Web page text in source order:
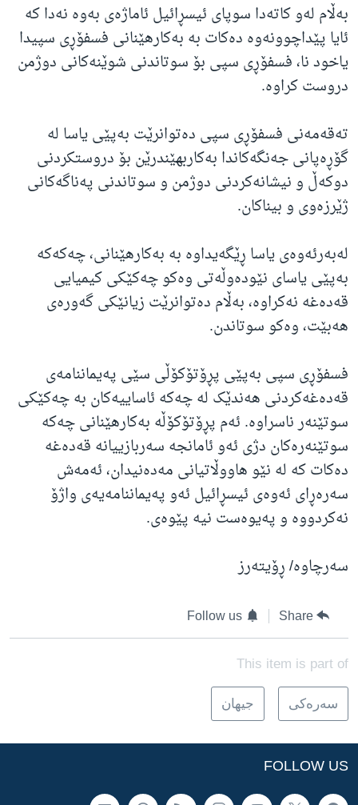
بەڵام لەو کاتەدا سوپای ئیسڕائیل ئاماژەی بەوە نەدا کە
ئایا پێداچوونەوە دەکات بە بەکارهێنانی فسفۆڕی سپیدا
یاخود نا، فسفۆڕی سپی بۆ سوتاندنی شوێنەکانی دوژمن
دروست کراوە.
تەقەمەنی فسفۆڕی سپی دەتوانرێت بەپێی یاسا لە
گۆڕەپانی جەنگەکاندا بەکاربهێندرێن بۆ دروستکردنی
دوکەڵ و نیشانەکردنی دوژمن و سوتاندنی پەناگەکانی
ژێرزەوی و بیناکان.
لەبەرئەوەی یاسا ڕێگەیداوە بە بەکارهێنانی، چەکەکە
بەپێی یاسای نێودەوڵەتی وەکو چەکێکی کیمیایی
قەدەغە نەکراوە، بەڵام دەتوانرێت زیانێکی گەورەی
هەبێت، وەکو سوتاندن.
فسفۆڕی سپی بەپێی پڕۆتۆکۆڵی سێی پەیماننامەی
قەدەغەکردنی هەندێک لە چەکە ئاساییەکان بە چەکێکی
سوتێنەر ناسراوە. ئەم پڕۆتۆکۆڵە بەکارهێنانی چەکە
سوتێنەرەکان دژی ئەو ئامانجە سەربازییانە قەدەغە
دەکات کە لە نێو هاووڵاتیانی مەدەنیدان، ئەمەش
سەرەڕای ئەوەی ئیسڕائیل ئەو پەیماننامەیەی واژۆ
نەکردووە و پەیوەست نیە پێوەی.
سەرچاوە/ ڕۆیتەرز
Share
Follow us
This item is part of
سه‌ره‌کی جیهان
FOLLOW US